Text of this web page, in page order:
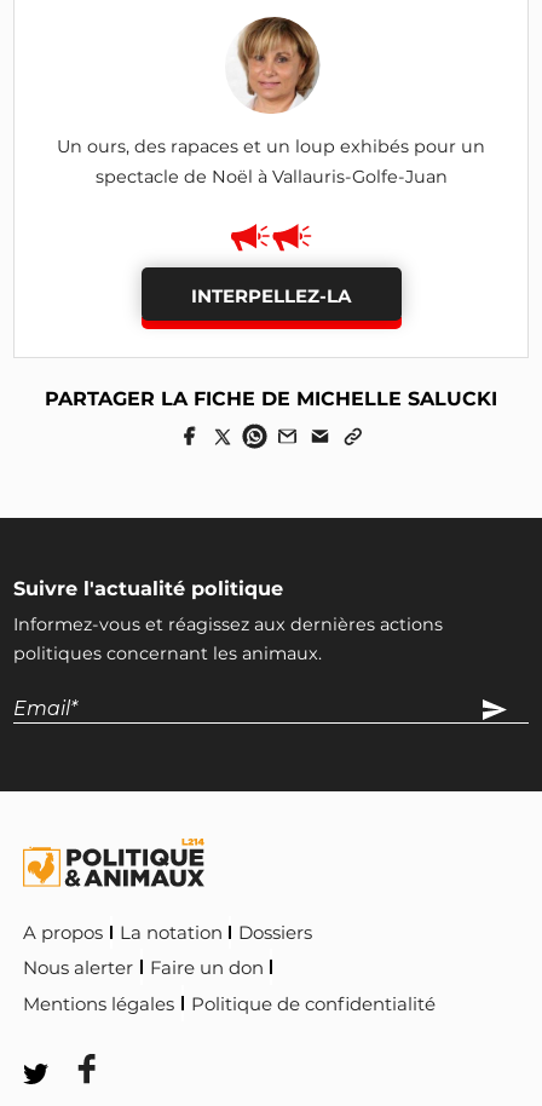
Un ours, des rapaces et un loup exhibés pour un
spectacle de Noël à Vallauris-Golfe-Juan
INTERPELLEZ-LA
PARTAGER LA FICHE DE MICHELLE SALUCKI
Suivre l'actualité politique
Informez-vous et réagissez aux dernières actions
politiques concernant les animaux.
A propos La notation
Dossiers
Nous alerter
Faire un don
Mentions légales
Politique de confidentialité